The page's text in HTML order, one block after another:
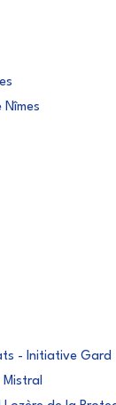
- Initiative Gard
Mistral